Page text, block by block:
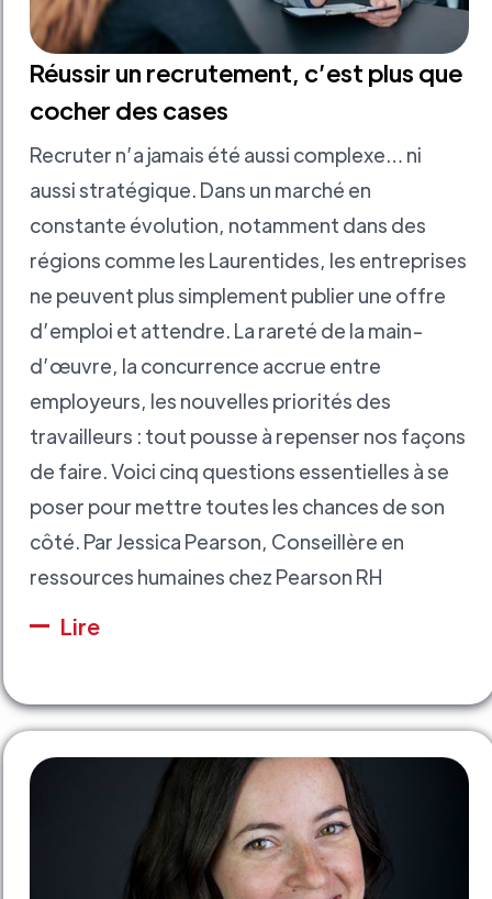
Réussir un recrutement, c’est plus que
cocher des cases
Recruter n’a jamais été aussi complexe… ni
aussi stratégique. Dans un marché en
constante évolution, notamment dans des
régions comme les Laurentides, les entreprises
ne peuvent plus simplement publier une offre
d’emploi et attendre. La rareté de la main-
d’œuvre, la concurrence accrue entre
employeurs, les nouvelles priorités des
travailleurs : tout pousse à repenser nos façons
de faire. Voici cinq questions essentielles à se
poser pour mettre toutes les chances de son
côté. Par Jessica Pearson, Conseillère en
ressources humaines chez Pearson RH
Lire